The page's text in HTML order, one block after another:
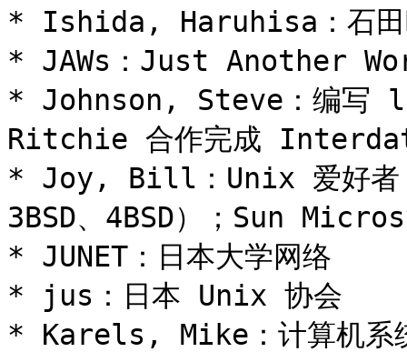
* Ishida, Haruhisa：石田
* JAWs：Just Another
* Johnson, Steve：编写
Ritchie 合作完成
* Joy, Bill：Unix 爱好者；
3BSD、4BSD）；Sun
* JUNET：日本大学网络
* jus：日本 Unix 协会
* Karels, Mike：计算机系